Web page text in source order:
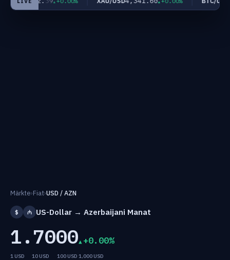
Märkte›Fiat›USD / AZN
$ ₼ US-Dollar → Azerbaijani Manat
1.7000 +0.00%
1 USD 10 USD 100 USD 1,000 USD